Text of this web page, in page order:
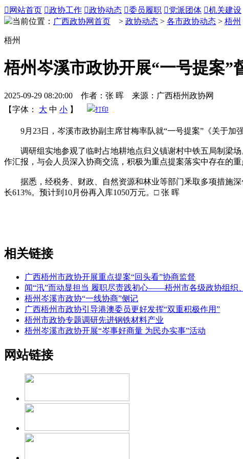
 网站首页 政协工作 政协动态 委员履职 党派团体 机关建设
当前位置： 广西政协网首页 > 政协动态 > 各市政协动态 > 梧州
梧州
梧州岑溪市政协开展“一号提案”
2025-09-29 08:20:00 作者：张 晖 来源：广西梧州政协网
【字体：
大 中 小 】 打印
9月23日，岑溪市政协副主席甘梅率队就“一号提案”《关于加
调研组实地参观了临时占地耕地点归义镇谢村中铁五局制梁场
作汇报，与会人员深入协商交流，积极为重点提案落实中存在的
据悉，经税务、财政、自然资源和林业等部门釆取多项措施深
长613%。预计到10月份再入库1050万元。□ 张 晖
相关链接
广西梧州市政协开展重点提案“回头看”协商监督
闻“汛”而动显担当 履职尽责践初心——梧州市各级政协组织
梧州岑溪市政协“一线协商”侧记
广西梧州市政协引导港澳委员更好发挥“双重积极作用”
梧州市政协专题调研先进钢铁材料产业
梧州岑溪市政协开展“岑事好商量 为民办实事”活动
网站链接